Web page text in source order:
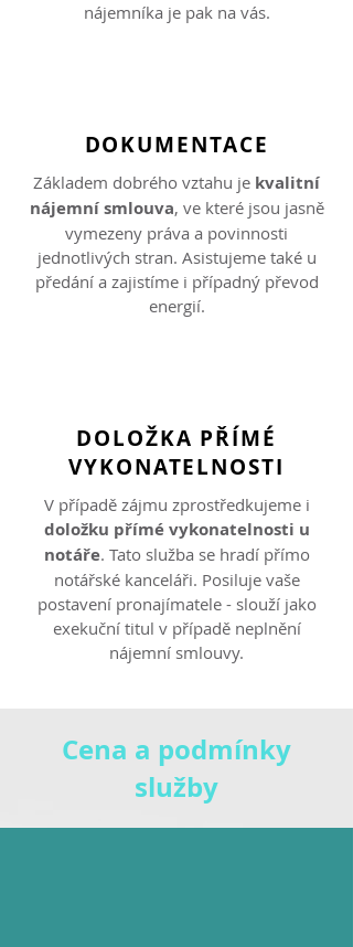
nájemníka je pak na vás.
DOKUMENTACE
Základem dobrého vztahu je kvalitní
nájemní smlouva, ve které jsou jasně
vymezeny práva a povinnosti
jednotlivých stran. Asistujeme také u
předání a zajistíme i případný převod
energií.
DOLOŽKA PŘÍMÉ
VYKONATELNOSTI
V případě zájmu zprostředkujeme i
doložku přímé vykonatelnosti u
notáře. Tato služba se hradí přímo
notářské kanceláři. Posiluje vaše
postavení pronajímatele - slouží jako
exekuční titul v případě neplnění
nájemní smlouvy.
Cena a podmínky
služby